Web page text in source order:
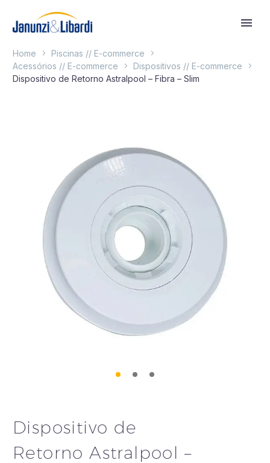
Home
Piscinas // E-commerce
Acessórios // E-commerce
Dispositivos // E-commerce
Dispositivo de Retorno Astralpool – Fibra – Slim
Dispositivo de
Retorno Astralpool –